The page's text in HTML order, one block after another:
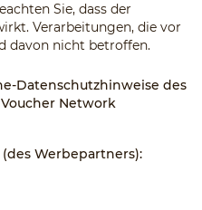
Sie, dass der
Verarbeitungen, die vor
davon nicht betroffen.
Datenschutzhinweise des
Network
Werbepartners):